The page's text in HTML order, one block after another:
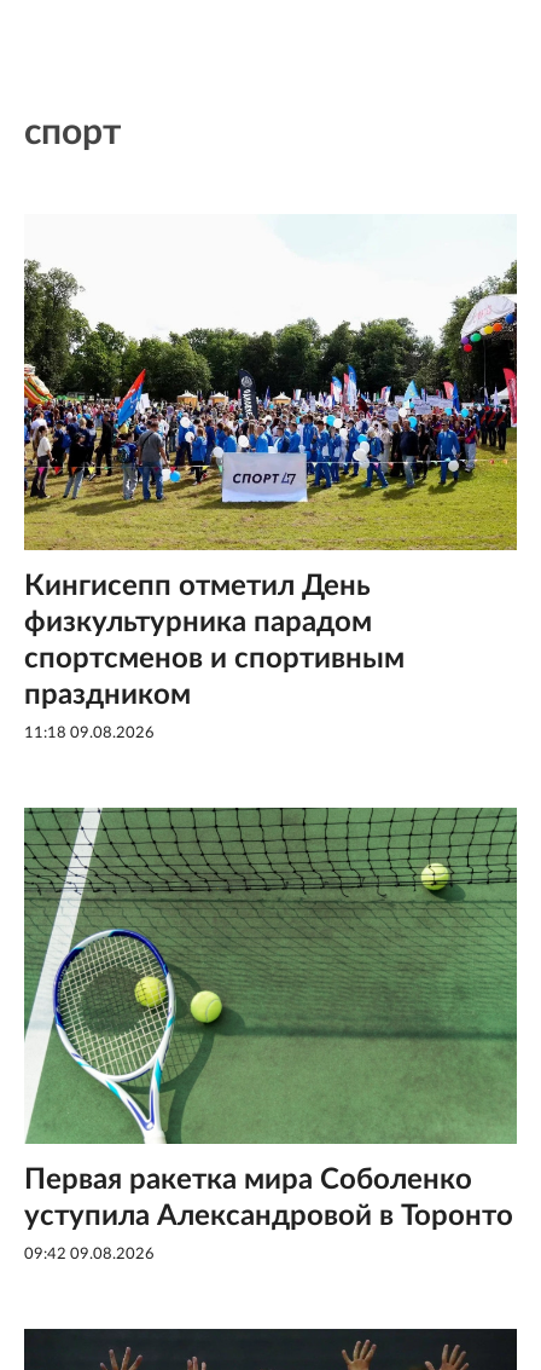
спорт
Кингисепп отметил День
физкультурника парадом
спортсменов и спортивным
праздником
11:18 09.08.2026
Первая ракетка мира Соболенко
уступила Александровой в Торонто
09:42 09.08.2026